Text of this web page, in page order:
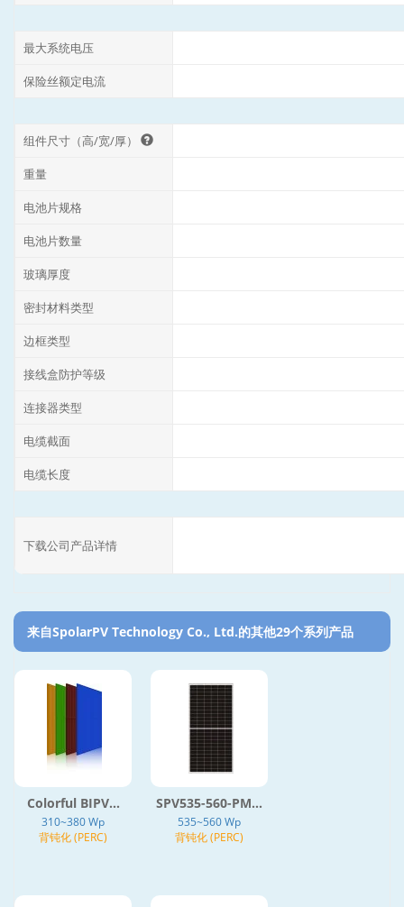
最大系统电压
保险丝额定电流
组件尺寸（高/宽/厚）
重量
电池片规格
电池片数量
玻璃厚度
密封材料类型
边框类型
接线盒防护等级
连接器类型
电缆截面
电缆长度
下载公司产品详情
来自SpolarPV Technology Co., Ltd.的其他29个系列产品‎
Colorful BIPV...
310~380 Wp
背钝化 (PERC)
SPV535-560-PM...
535~560 Wp
背钝化 (PERC)